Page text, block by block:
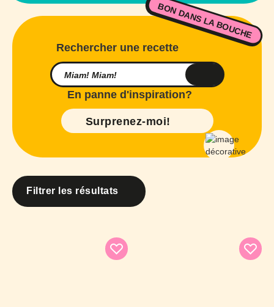
BON DANS LA BOUCHE
Rechercher une recette
En panne d'inspiration?
Surprenez-moi!
Filtrer les résultats